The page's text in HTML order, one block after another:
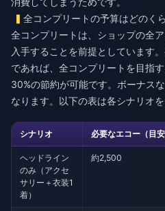
全コンプリートの予算はどのく
全コンプリートは、ショップの全
入手することを前提としています
であれば、全コンプリートを目指
30%の節約が可能です。ボーナス
なります。以下の表は各シナリオ
シナリオ 必要なエコー（目安
ヘッドライン
のみ（アクセ
サリー＋衣装1
着）
約2,500